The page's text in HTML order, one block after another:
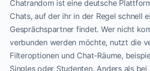
Chatrandom ist eine deutsche
Chats, auf der ihr in der Regel schnell
Gesprächspartner findet. Wer nicht
verbunden werden möchte, nutzt die
Filteroptionen und Chat-Räume,
Singles oder Studenten. Anders als